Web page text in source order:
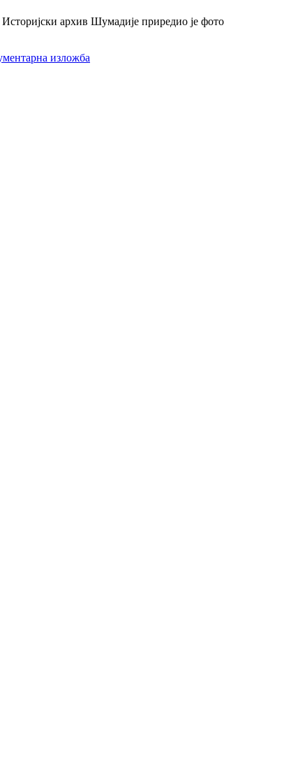
архив Шумадије приредио је фото
изложба